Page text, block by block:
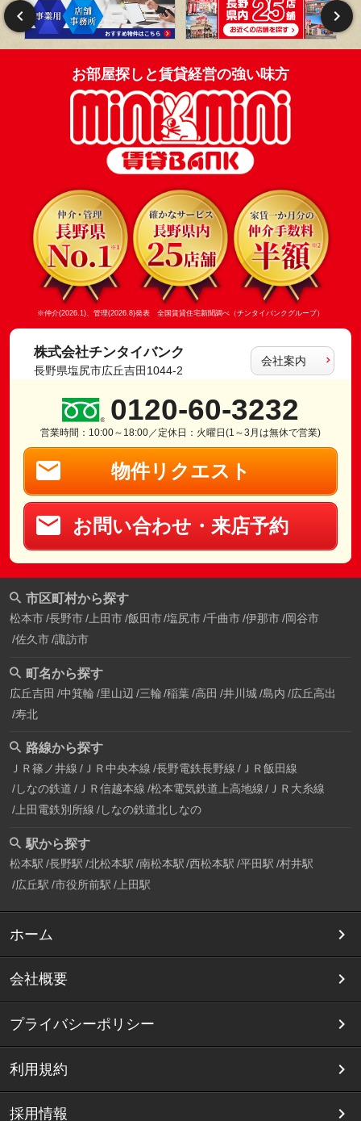
お部屋探しと賃貸経営の強い味方
※仲介(2026.1)、管理(2026.8)発表 全国賃貸住宅新聞調べ（チンタイバンクグループ）
株式会社チンタイバンク
長野県塩尻市広丘吉田1044-2
会社案内
0120-60-3232
営業時間：10:00～18:00／定休日：火曜日(1～3月は無休で営業)
物件リクエスト
お問い合わせ・来店予約
市区町村から探す
松本市 長野市 上田市 飯田市 塩尻市 千曲市 伊那市 岡谷市
佐久市 諏訪市
町名から探す
広丘吉田 中箕輪 里山辺 三輪 稲葉 高田 井川城 島内 広丘高出
寿北
路線から探す
ＪＲ篠ノ井線 ＪＲ中央本線 長野電鉄長野線 ＪＲ飯田線
しなの鉄道 ＪＲ信越本線 松本電気鉄道上高地線
ＪＲ大糸線
上田電鉄別所線 しなの鉄道北しなの
駅から探す
松本駅 長野駅 北松本駅 南松本駅 西松本駅 平田駅 村井駅
広丘駅 市役所前駅 上田駅
ホーム
会社概要
プライバシーポリシー
利用規約
採用情報